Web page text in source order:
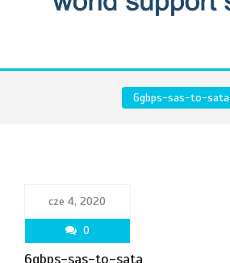
6gbps-sas-to-sata
cze 4, 2020
0
6gbps-sas-to-sata